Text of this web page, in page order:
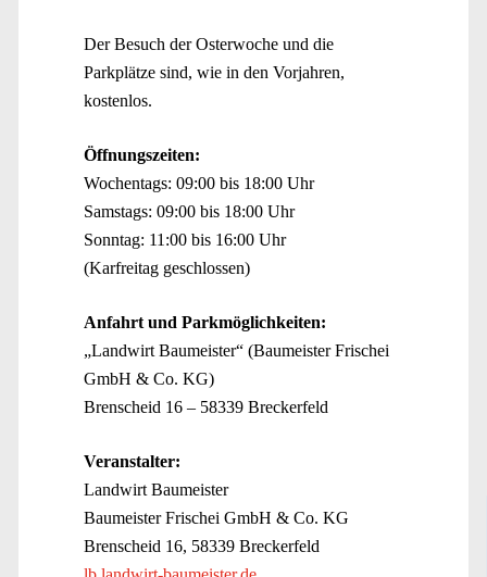
Der Besuch der Osterwoche und die
Parkplätze sind, wie in den Vorjahren,
kostenlos.
Öffnungszeiten:
Wochentags: 09:00 bis 18:00 Uhr
Samstags: 09:00 bis 18:00 Uhr
Sonntag: 11:00 bis 16:00 Uhr
(Karfreitag geschlossen)
Anfahrt und Parkmöglichkeiten:
„Landwirt Baumeister“ (Baumeister Frischei
GmbH & Co. KG)
Brenscheid 16 – 58339 Breckerfeld
Veranstalter:
Landwirt Baumeister
Baumeister Frischei GmbH & Co. KG
Brenscheid 16, 58339 Breckerfeld